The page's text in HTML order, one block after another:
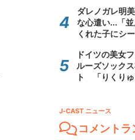
ダレノガレ明
な心遣い...「
くれた子にシー
ドイツの美女
ルーズソック
ト 「りくり
J-CAST ニュース
コメントラ